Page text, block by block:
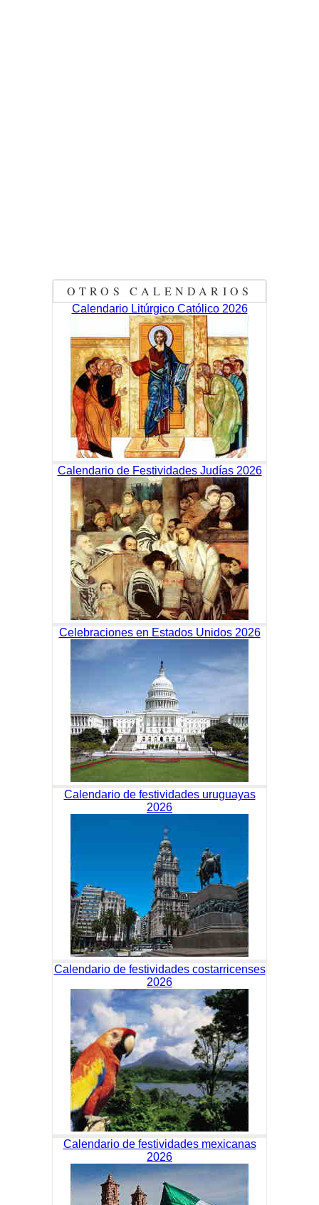
OTROS CALENDARIOS
Calendario Litúrgico Católico 2026
Calendario de Festividades Judías 2026
Celebraciones en Estados Unidos 2026
Calendario de festividades uruguayas
2026
Calendario de festividades costarricenses
2026
Calendario de festividades mexicanas
2026